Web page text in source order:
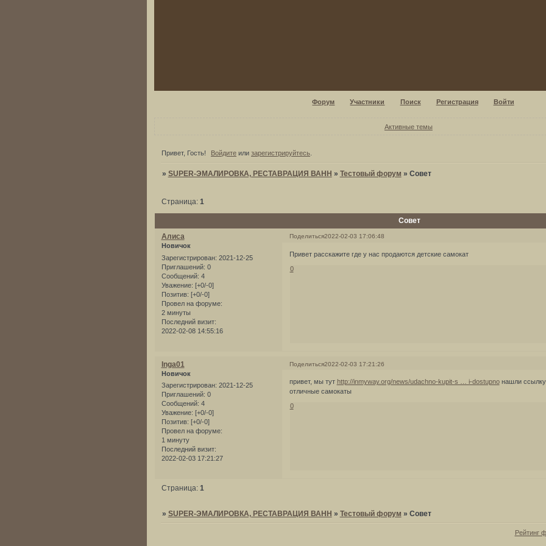
Форум Участники Поиск Регистрация Войти
Активные темы
Привет, Гость! Войдите или зарегистрируйтесь
» SUPER-ЭМАЛИРОВКА, РЕСТАВРАЦИЯ ВАНН » Тестовый форум » Совет
Совет
Страница: 1
Поделиться2022-02-03 17:06:48
Алиса
Новичок
Зарегистрирован: 2021-12-25
Приглашений: 0
Сообщений: 4
Уважение: [+0/-0]
Позитив: [+0/-0]
Провел на форуме:
2 минуты
Последний визит:
2022-02-08 14:55:16
Привет расскажите где у нас продаются детские самокат
0
Поделиться2022-02-03 17:21:26
Inga01
Новичок
Зарегистрирован: 2021-12-25
Приглашений: 0
Сообщений: 4
Уважение: [+0/-0]
Позитив: [+0/-0]
Провел на форуме:
1 минуту
Последний визит:
2022-02-03 17:21:27
привет, мы тут http://inmyway.org/news/udachno-kupit-s … i-dostupnoнашли ссылку
отличные самокаты
0
Страница: 1
» SUPER-ЭМАЛИРОВКА, РЕСТАВРАЦИЯ ВАНН » Тестовый форум » Совет
Рейтинг